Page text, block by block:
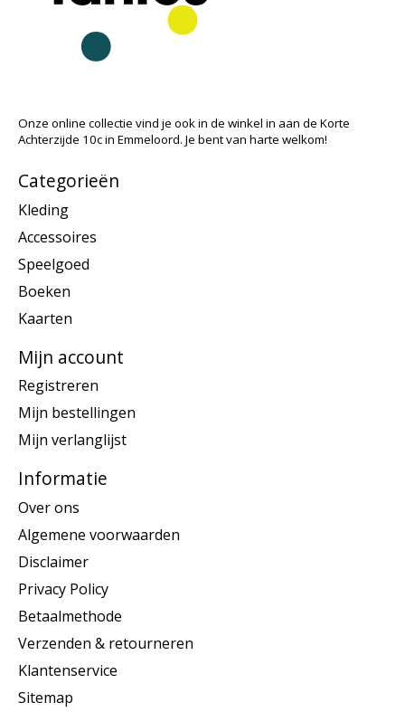
Onze online collectie vind je ook in de winkel in aan de Korte
Achterzijde 10c in Emmeloord. Je bent van harte welkom!
Categorieën
Kleding
Accessoires
Speelgoed
Boeken
Kaarten
Mijn account
Registreren
Mijn bestellingen
Mijn verlanglijst
Informatie
Over ons
Algemene voorwaarden
Disclaimer
Privacy Policy
Betaalmethode
Verzenden & retourneren
Klantenservice
Sitemap